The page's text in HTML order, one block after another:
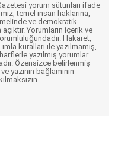
yorum sütunları ifade
temel insan haklarına,
ve demokratik
Yorumların içerik ve
Hakaret,
kuralları ile yazılmamış,
yazılmış yorumlar
Özensizce belirlenmiş
yazının bağlamının